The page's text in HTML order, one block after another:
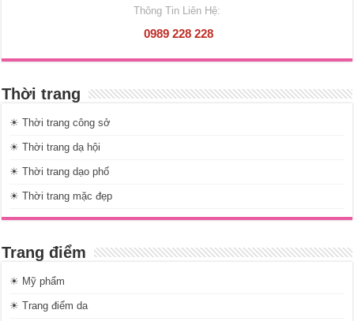
Thông Tin Liên Hệ:
0989 228 228
Thời trang
☀ Thời trang công sở
☀ Thời trang dạ hội
☀ Thời trang dạo phố
☀ Thời trang mặc đẹp
Trang điểm
☀ Mỹ phẩm
☀ Trang điểm da